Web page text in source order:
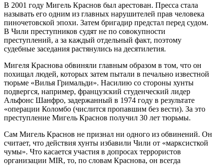
В 2001 году Мигель Краснов был арестован. Пресса стала
называть его одним из главных нарушителей прав человека
пиночетовской эпохи. Затем бригадир предстал перед судом.
В Чили преступников судят не по совокупности
преступлений, а за каждый отдельный факт, поэтому
судебные заседания растянулись на десятилетия.
Мигеля Краснова обвиняли главным образом в том, что он
похищал людей, которых затем пытали в печально известной
тюрьме «Вилья Гримальди». Насилию со стороны хунты
подвергся, например, французский студенческий лидер
Альфонс Шанфро, задержанный в 1974 году в результате
«операции Коломбо (числится пропавшим без вести). За это
преступление Мигель Краснов получил 30 лет тюрьмы.
Сам Мигель Краснов не признал ни одного из обвинений. Он
считает, что действия хунты избавили Чили от «марксисткой
чумы». Что касается участия в допросах террористов
организации MIR, то, по словам Краснова, он всегда